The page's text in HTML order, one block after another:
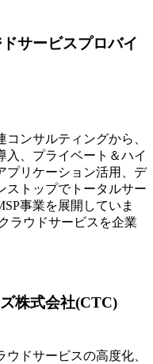
ドサービスプロバイ
ンサルティングから、
入、プライベート＆ハイ
プリケーション活用、デ
ストップでトータルサー
事業を展開していま
ラウドサービスを企業
株式会社(CTC)
ドサービスの高度化、